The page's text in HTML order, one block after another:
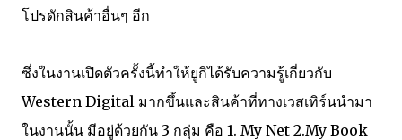
โปรดักสินค้าอื่นๆ อีก
ซึ่งในงานเปิดตัวครั้งนี้ทำให้ยูกิได้รับความรู้เกี่ยวกับ
Western Digital มากขึ้นและสินค้าที่ทางเวสเทิร์นนำมา
ในงานนั้น มีอยู่ด้วยกัน 3 กลุ่ม คือ 1. My Net 2.My Book